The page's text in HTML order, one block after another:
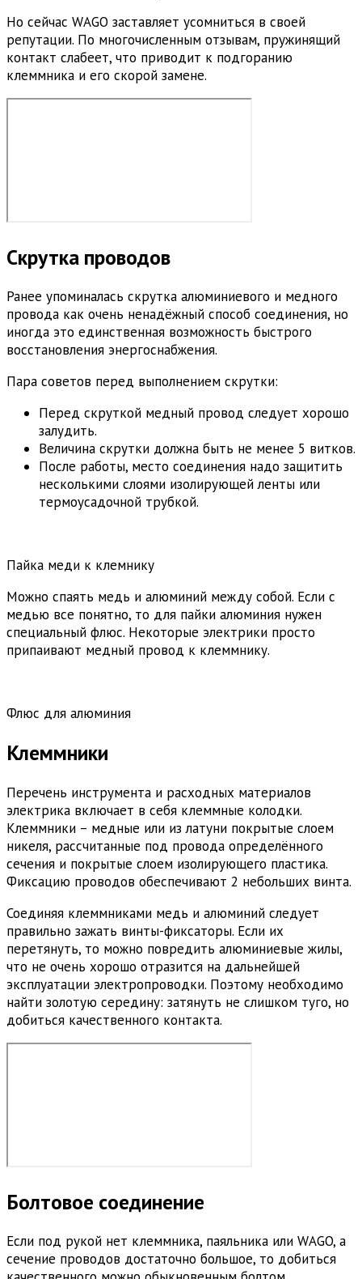
Но сейчас WAGO заставляет усомниться в своей
репутации. По многочисленным отзывам, пружинящий
контакт слабеет, что приводит к подгоранию
клеммника и его скорой замене.
Скрутка проводов
Ранее упоминалась скрутка алюминиевого и медного
провода как очень ненадёжный способ соединения, но
иногда это единственная возможность быстрого
восстановления энергоснабжения.
Пара советов перед выполнением скрутки:
Перед скруткой медный провод следует хорошо
залудить.
Величина скрутки должна быть не менее 5 витков.
После работы, место соединения надо защитить
несколькими слоями изолирующей ленты или
термоусадочной трубкой.
Пайка меди к клемнику
Можно спаять медь и алюминий между собой. Если с
медью все понятно, то для пайки алюминия нужен
специальный флюс. Некоторые электрики просто
припаивают медный провод к клеммнику.
Флюс для алюминия
Клеммники
Перечень инструмента и расходных материалов
электрика включает в себя клеммные колодки.
Клеммники – медные или из латуни покрытые слоем
никеля, рассчитанные под провода определённого
сечения и покрытые слоем изолирующего пластика.
Фиксацию проводов обеспечивают 2 небольших винта.
Соединяя клеммниками медь и алюминий следует
правильно зажать винты-фиксаторы. Если их
перетянуть, то можно повредить алюминиевые жилы,
что не очень хорошо отразится на дальнейшей
эксплуатации электропроводки. Поэтому необходимо
найти золотую середину: затянуть не слишком туго, но
добиться качественного контакта.
Болтовое соединение
Если под рукой нет клеммника, паяльника или WAGO, а
сечение проводов достаточно большое, то добиться